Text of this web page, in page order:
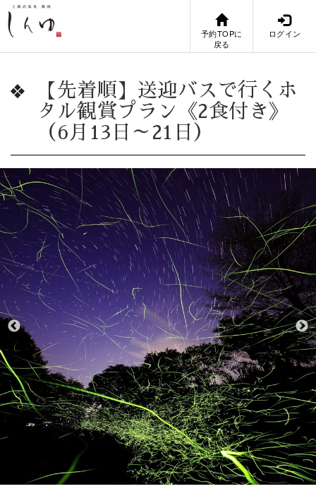
予約TOPに
戻る
ログイン
【先着順】送迎バスで行くホ
タル観賞プラン《2食付き》
（6月13日～21日）